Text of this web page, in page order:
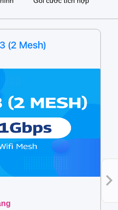
(2 Mesh)